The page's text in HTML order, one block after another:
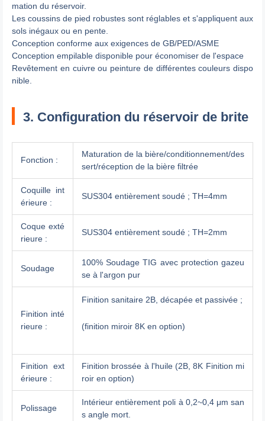
mation du réservoir.
Les coussins de pied robustes sont réglables et s'appliquent aux
sols inégaux ou en pente.
Conception conforme aux exigences de GB/PED/ASME
Conception empilable disponible pour économiser de l'espace
Revêtement en cuivre ou peinture de différentes couleurs dispo
nible.
3. Configuration du réservoir de brite
Fonction :
Maturation de la bière/conditionnement/des
sert/réception de la bière filtrée
Coquille int
érieure :
SUS304 entièrement soudé ; TH=4mm
Coque exté
rieure :
SUS304 entièrement soudé ; TH=2mm
Soudage
100% Soudage TIG avec protection gazeu
se à l'argon pur
Finition inté
rieure :
Finition sanitaire 2B, décapée et passivée ;
(finition miroir 8K en option)
Finition ext
érieure :
Finition brossée à l'huile (2B, 8K Finition mi
roir en option)
Polissage
Intérieur entièrement poli à 0,2~0,4 μm san
s angle mort.